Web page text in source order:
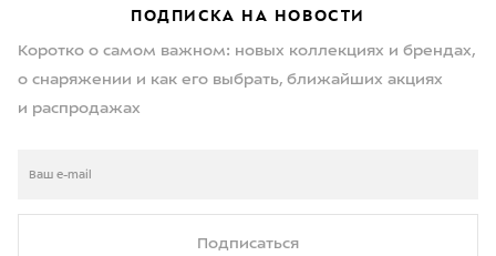
ПОДПИСКА НА НОВОСТИ
Коротко о самом важном: новых коллекциях и брендах,
о снаряжении и как его выбрать, ближайших акциях
и распродажах
Подписаться